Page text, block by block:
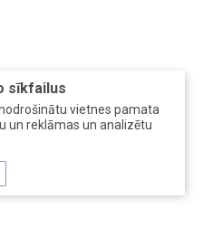
sīkfailus
vietnes pamata
un reklāmas un analizētu